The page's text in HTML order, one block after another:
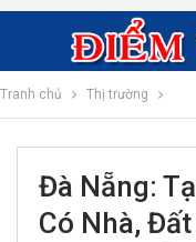
Tranh chủ Thị trường
Đà Nẵng:
Có Nhà,